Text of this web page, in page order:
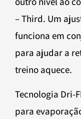
– Third. Um
funciona em
para ajudar a
treino aquece.
Tecnologia Dri-
para